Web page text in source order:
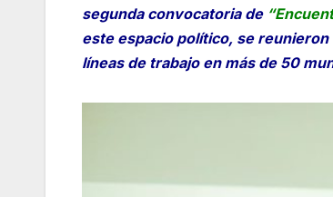
segunda convocatoria de
este espacio político, se
líneas de trabajo en más de 50